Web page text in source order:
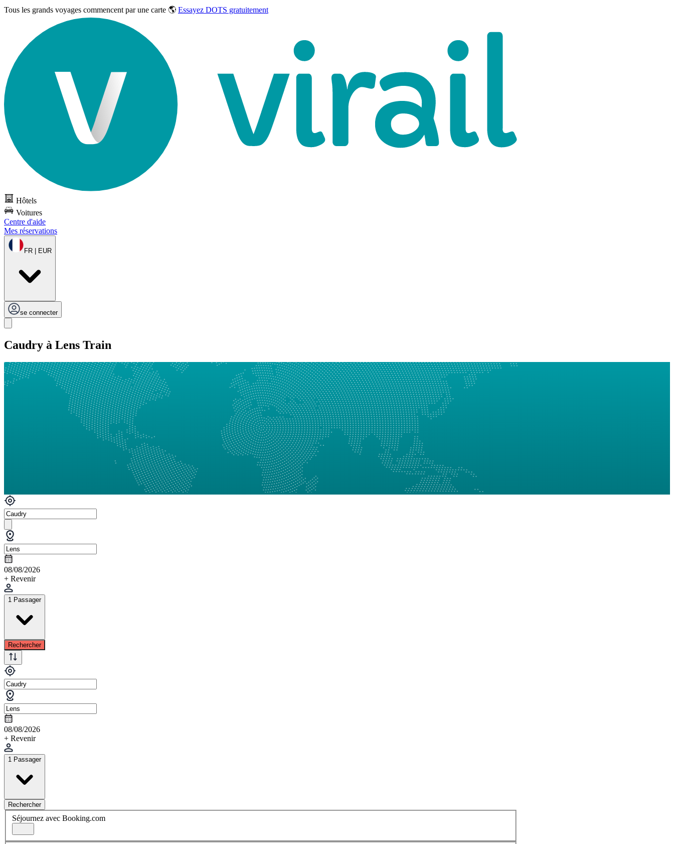
Tous les grands voyages commencent par une carte 🌎 Essayez DOTS gratuitement
Hôtels
Voitures
Centre d'aide
Mes réservations
FR | EUR
se connecter
Caudry à Lens Train
08/08/2026
+ Revenir
1 Passager
Rechercher
08/08/2026
+ Revenir
1 Passager
Rechercher
Séjournez avec Booking.com